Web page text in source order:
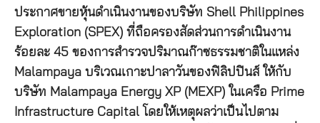
ประกาศขายหุ้นดำเนินงานของบริษัท Shell Philippines
Exploration (SPEX) ที่ถือครองสัดส่วนการดำเนินงาน
ร้อยละ 45 ของการสำรวจปริมาณก๊าซธรรมชาติในแหล่ง
Malampaya บริเวณเกาะปาลาวันของฟิลิปปินส์ ให้กับ
บริษัท Malampaya Energy XP (MEXP) ในเครือ Prime
Infrastructure Capital โดยให้เหตุผลว่าเป็นไปตาม